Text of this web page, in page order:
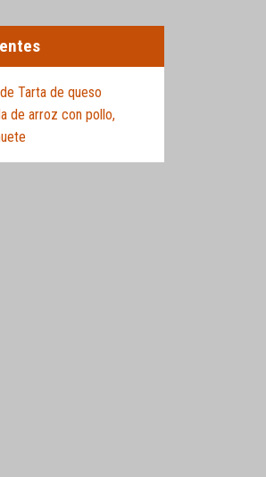
Tarta de queso
de arroz con pollo,